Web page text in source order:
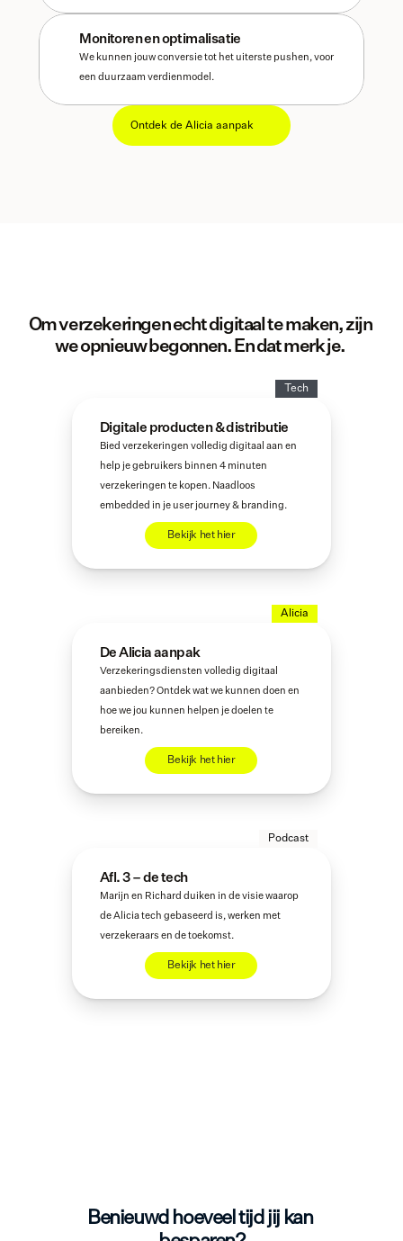
Monitoren en optimalisatie
We kunnen jouw conversie tot het uiterste pushen, voor
een duurzaam verdienmodel.
Ontdek de Alicia aanpak
Om verzekeringen echt digitaal te maken, zijn
we opnieuw begonnen. En dat merk je.
Tech
Digitale producten & distributie
Bied verzekeringen volledig digitaal aan en
help je gebruikers binnen 4 minuten
verzekeringen te kopen. Naadloos
embedded in je user journey & branding.
Bekijk het hier
Alicia
De Alicia aanpak
Verzekeringsdiensten volledig digitaal
aanbieden? Ontdek wat we kunnen doen en
hoe we jou kunnen helpen je doelen te
bereiken.
Bekijk het hier
Podcast
Afl. 3 – de tech
Marijn en Richard duiken in de visie waarop
de Alicia tech gebaseerd is, werken met
verzekeraars en de toekomst.
Bekijk het hier
Benieuwd hoeveel tijd jij kan